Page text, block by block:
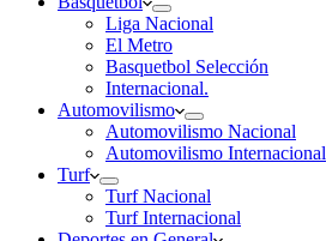
Liga Nacional
El Metro
Basquetbol Selección
Internacional.
Automovilismo
Automovilismo Nacional
Automovilismo Internacional
Turf
Turf Nacional
Turf Internacional